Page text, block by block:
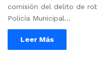
comisión del delito de
Policía Municipal…
Leer Más